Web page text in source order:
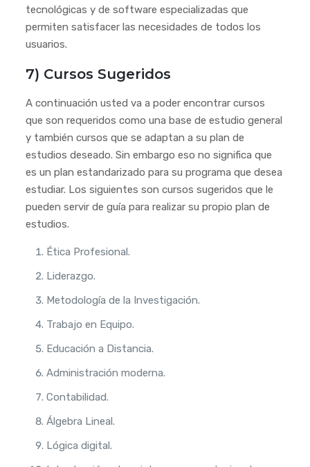
tecnológicas y de software especializadas que
permiten satisfacer las necesidades de todos los
usuarios.
7) Cursos Sugeridos
A continuación usted va a poder encontrar cursos
que son requeridos como una base de estudio general
y también cursos que se adaptan a su plan de
estudios deseado. Sin embargo eso no significa que
es un plan estandarizado para su programa que desea
estudiar. Los siguientes son cursos sugeridos que le
pueden servir de guía para realizar su propio plan de
estudios.
Ética Profesional.
Liderazgo.
Metodología de la Investigación.
Trabajo en Equipo.
Educación a Distancia.
Administración moderna.
Contabilidad.
Álgebra Lineal.
Lógica digital.